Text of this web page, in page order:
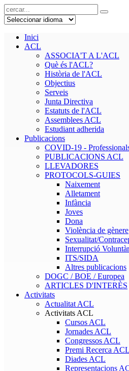
Inici
ACL
ASSOCIA'T A L'ACL
Què és l'ACL?
Història de l'ACL
Objectius
Serveis
Junta Directiva
Estatuts de l'ACL
Assemblees ACL
Estudiant adherida
Publicacions
COVID-19 -
PUBLICACIONS ACL
LLEVADORES
PROTOCOLS-GUIES
Naixement
Alletament
Infància
Joves
Dona
Violència de gènere
Sexualitat/
Interrupció
ITS/SIDA
Altres publicacions
DOGC / BOE / Europea
ARTICLES D'INTERÈS
Activitats
Actualitat ACL
Activitats ACL
Cursos ACL
Jornades ACL
Congressos ACL
Premi Recerca ACL
Diades ACL
Representacions